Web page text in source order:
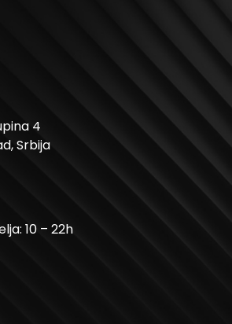
4
Srbija
10 – 22h